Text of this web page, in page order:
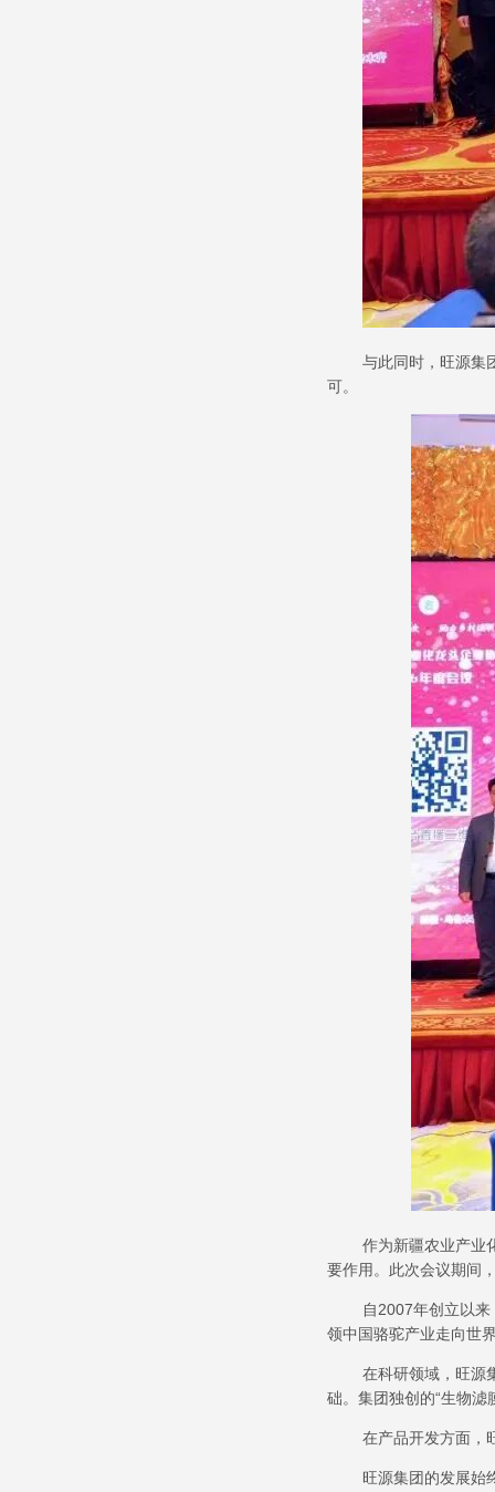
与此同时，旺源集
可。
作为新疆农业产业
要作用。此次会议期间
自2007年创立以
领中国骆驼产业走向世
在科研领域，旺源
础。集团独创的“生物滤
在产品开发方面，
旺源集团的发展始